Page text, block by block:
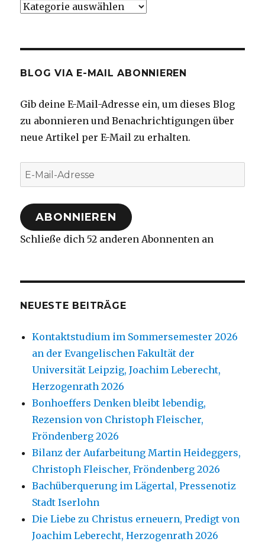
Kategorien
BLOG VIA E-MAIL ABONNIEREN
Gib deine E-Mail-Adresse ein, um dieses Blog
zu abonnieren und Benachrichtigungen über
neue Artikel per E-Mail zu erhalten.
E-
Mail-
Adresse
ABONNIEREN
Schließe dich 52 anderen Abonnenten an
NEUESTE BEITRÄGE
Kontaktstudium im Sommersemester 2026
an der Evangelischen Fakultät der
Universität Leipzig, Joachim Leberecht,
Herzogenrath 2026
Bonhoeffers Denken bleibt lebendig,
Rezension von Christoph Fleischer,
Fröndenberg 2026
Bilanz der Aufarbeitung Martin Heideggers,
Christoph Fleischer, Fröndenberg 2026
Bachüberquerung im Lägertal, Pressenotiz
Stadt Iserlohn
Die Liebe zu Christus erneuern, Predigt von
Joachim Leberecht, Herzogenrath 2026